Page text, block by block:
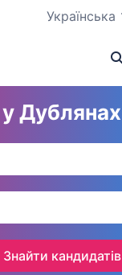
Українська
Дублянах
Знайти кандидатів